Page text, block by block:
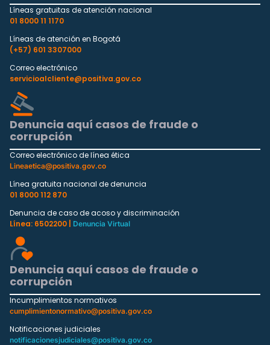
Líneas gratuitas de atención nacional
01 8000 11 1170
Líneas de atención en Bogotá
(+57) 601 3307000
Correo electrónico
servicioalcliente@positiva.gov.co
Denuncia aquí casos de fraude o
corrupción
Correo electrónico de línea ética
Lineaetica@positiva.gov.co
Línea gratuita nacional de denuncia
01 8000 112 870
Denuncia de caso de acoso y discriminación
Línea: 6502200 |
Denuncia Virtual
Denuncia aquí casos de fraude o
corrupción
Incumplimientos normativos
cumplimientonormativo@positiva.gov.co
Notificaciones judiciales
notificacionesjudiciales@positiva.gov.co